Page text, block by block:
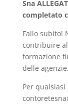
Sna
completato
Fallo subito!
contribuire
formazione
delle agenzie.
Per